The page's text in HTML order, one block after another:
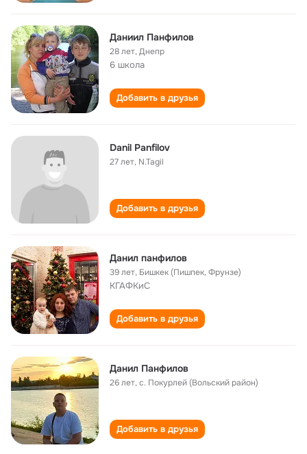
Даниил Панфилов
28 лет,Днепр
6 школа
Добавить в друзья
Danil Panfilov
27 лет, N.Tagil
Добавить в друзья
Данил панфилов
39 лет, Бишкек (Пишпек, Фрунзе)
КГАФКиС
Добавить в друзья
Данил Панфилов
26 лет,с. Покурлей (Вольский район)
Добавить в друзья